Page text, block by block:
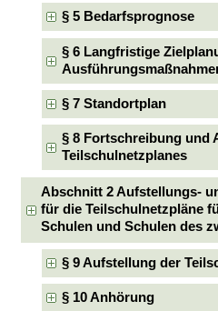
§ 5 Bedarfsprognose
§ 6 Langfristige
§ 7 Standortplan
§ 8 Fortschreibung und
Teilschulnetzplanes
Abschnitt 2 Aufstellungs-
für die Teilschulnetzpläne
Schulen und Schulen des
§ 9 Aufstellung der
§ 10 Anhörung